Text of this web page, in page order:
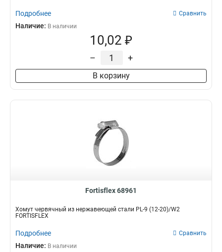
Подробнее Сравнить
Наличие: В наличии
10,02 ₽
– +
В корзину
Fortisflex 68961
Хомут червячный из нержавеющей стали PL-9 (12-20)/W2
FORTISFLEX
Подробнее Сравнить
Наличие: В наличии